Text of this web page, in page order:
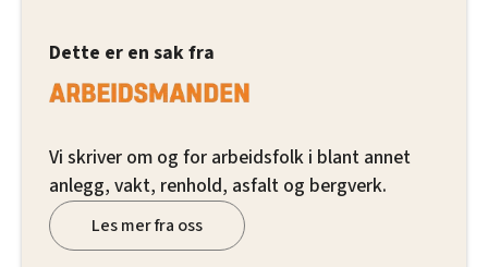
Dette er en sak fra
Vi skriver om og for arbeidsfolk i blant annet
anlegg, vakt, renhold, asfalt og bergverk.
Les mer fra oss